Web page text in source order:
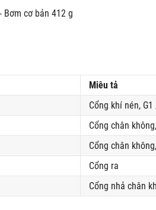
Bơm cơ bản 412 g
Miêu tả
Cổng khí nén,
Cổng chân
Cổng chân
Cổng ra
Cổng nhả chân